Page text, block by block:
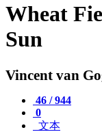
Wheat
Sun
Vincent van
46 / 944
0
文本